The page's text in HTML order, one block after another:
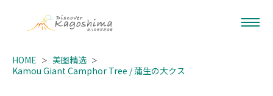
HOME
美图精选
Kamou Giant Camphor Tree / 蒲生の大クス